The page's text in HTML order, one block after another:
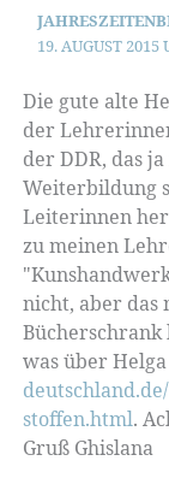
19. AUGUST 2015
Die gute alte
der
der DDR, das
Weiterbildung
Leiterinnen
zu meinen
nicht, aber das
Bücherschrank
was über
stoffen.html.
Gruß Ghislana